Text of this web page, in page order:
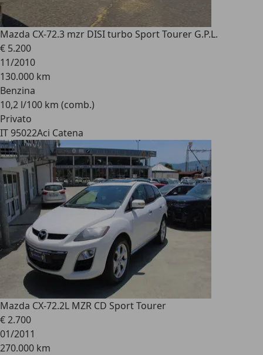
Mazda CX-72.3 mzr DISI turbo Sport Tourer G.P.L.
€ 5.200
11/2010
130.000 km
Benzina
10,2 l/100 km (comb.)
Privato
IT 95022Aci Catena
Mazda CX-72.2L MZR CD Sport Tourer
€ 2.700
01/2011
270.000 km